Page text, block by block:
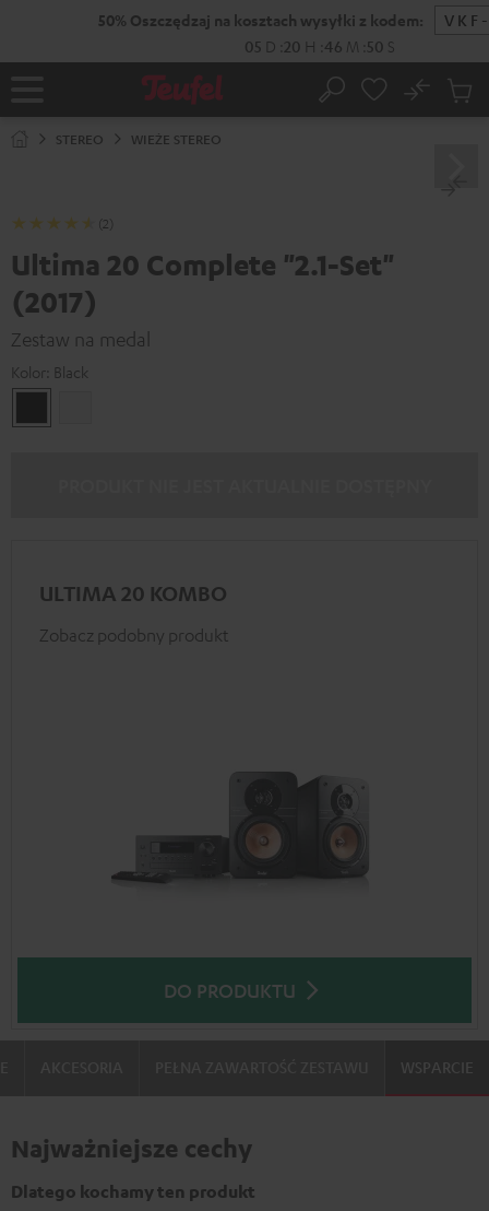
Strona
Szukaj
No
STEREO WIEŻE STEREO
(2)
Ultima 20 Complete "2.1-Set"
(2017)
Zestaw na medal
Kolor: Black
ULTIMA 20 KOMBO
Zobacz podobny produkt
DO PRODUKTU
WSPARCIE
Najważniejsze cechy
Dlatego kochamy ten produkt